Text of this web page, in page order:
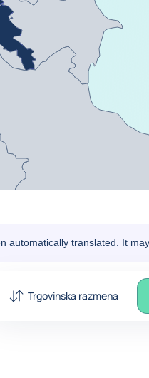
automatically translated. It
Trgovinska razmena